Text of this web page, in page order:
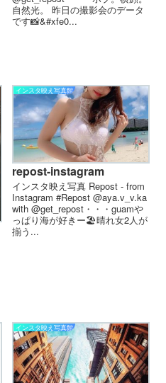
自然光。ㅤ ㅤ昨日の撮影会のデータ
です📸&#xfe0...
インスタ映え写真館
repost-instagram
インスタ映え写真 Repost - from
Instagram #Repost @aya.v_v.ka
with @get_repost・・・guam や
っぱり海が好きー️🏖 晴れ女2人が
揃う...
インスタ映え写真館